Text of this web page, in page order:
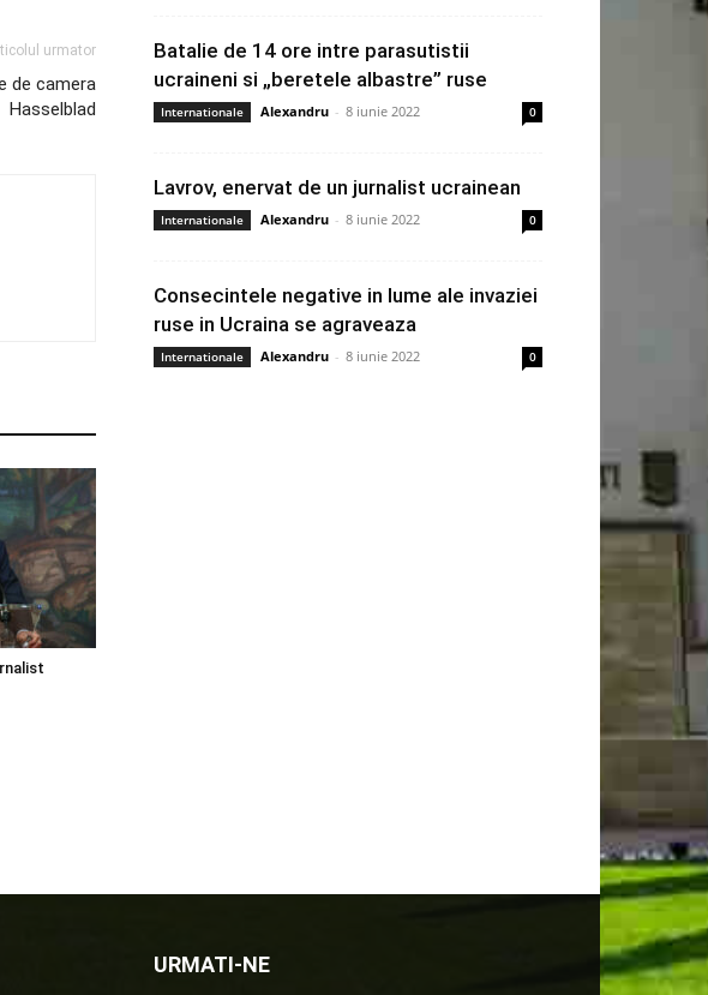
urmator
de camera
Hasselblad
Batalie de 14 ore intre parasutistii
ucraineni si „beretele albastre” ruse
Internationale Alexandru - 8 iunie 2022 0
Lavrov, enervat de un jurnalist ucrainean
Internationale Alexandru - 8 iunie 2022 0
Consecintele negative in lume ale invaziei
ruse in Ucraina se agraveaza
Internationale Alexandru - 8 iunie 2022 0
URMATI-NE